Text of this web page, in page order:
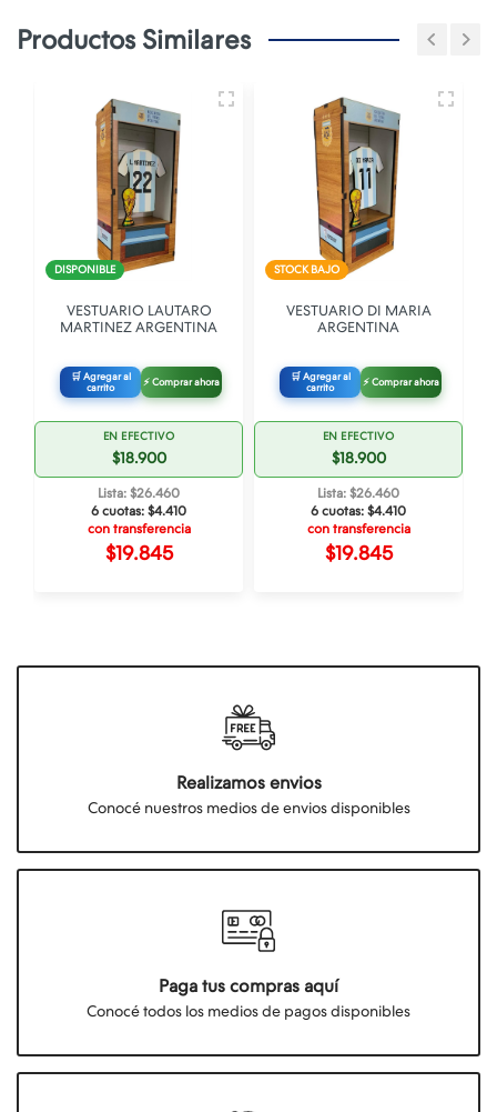
Productos Similares
DISPONIBLE
VESTUARIO LAUTARO
MARTINEZ ARGENTINA
🛒 Agregar al
carrito
⚡ Comprar ahora
EN EFECTIVO
$18.900
Lista: $26.460
6 cuotas: $4.410
con transferencia
$19.845
STOCK BAJO
VESTUARIO DI MARIA
ARGENTINA
🛒 Agregar al
carrito
⚡ Comprar ahora
EN EFECTIVO
$18.900
Lista: $26.460
6 cuotas: $4.410
con transferencia
$19.845
Realizamos envios
Conocé nuestros medios de envios disponibles
Paga tus compras aquí
Conocé todos los medios de pagos disponibles